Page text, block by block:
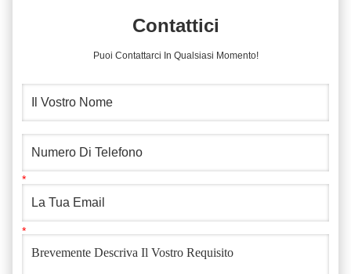
Contattici
Puoi Contattarci In Qualsiasi Momento!